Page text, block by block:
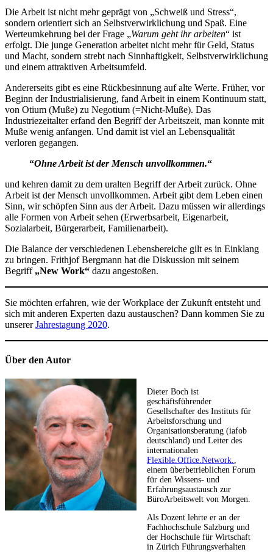
Die Arbeit ist nicht mehr geprägt von „Schweiß und Stress“,
sondern orientiert sich an Selbstverwirklichung und Spaß. Eine
Werteumkehrung bei der Frage „Warum geht ihr arbeiten“ ist
erfolgt. Die junge Generation arbeitet nicht mehr für Geld, Status
und Macht, sondern strebt nach Sinnhaftigkeit, Selbstverwirklichung
und einem attraktiven Arbeitsumfeld.
Andererseits gibt es eine Rückbesinnung auf alte Werte. Früher, vor
Beginn der Industrialisierung, fand Arbeit in einem Kontinuum statt,
von Otium (Muße) zu Negotium (=Nicht-Muße). Das
Industriezeitalter erfand den Begriff der Arbeitszeit, man konnte mit
Muße wenig anfangen. Und damit ist viel an Lebensqualität
verloren gegangen.
“Ohne Arbeit ist der Mensch unvollkommen.“
und kehren damit zu dem uralten Begriff der Arbeit zurück. Ohne
Arbeit ist der Mensch unvollkommen. Arbeit gibt dem Leben einen
Sinn, wir schöpfen Sinn aus der Arbeit. Dazu müssen wir allerdings
alle Formen von Arbeit sehen (Erwerbsarbeit, Eigenarbeit,
Sozialarbeit, Bürgerarbeit, Familienarbeit).
Die Balance der verschiedenen Lebensbereiche gilt es in Einklang
zu bringen. Frithjof Bergmann hat die Diskussion mit seinem
Begriff „New Work“ dazu angestoßen.
Sie möchten erfahren, wie der Workplace der Zukunft entsteht und
sich mit anderen Experten dazu austauschen? Dann kommen Sie zu
unsererJahrestagung 2020.
Über den Autor
Dieter Boch ist
geschäftsführender
Gesellschafter des Instituts für
Arbeitsforschung und
Organisationsberatung (iafob
deutschland) und Leiter des
internationalen
Flexible.Office.Network.,
einem überbetrieblichen Forum
für den Wissens- und
Erfahrungsaustausch zur
BüroArbeitswelt von Morgen.
Als Dozent lehrte er an der
Fachhochschule Salzburg und
der Hochschule für Wirtschaft
in Zürich Führungsverhalten